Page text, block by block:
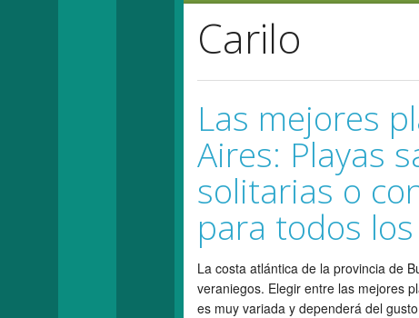
Carilo
Las mejores
Aires: Playas
solitarias o
para todos
La costa atlántica de la provincia de
veraniegos. Elegir entre las mejores
es muy variada y dependerá del